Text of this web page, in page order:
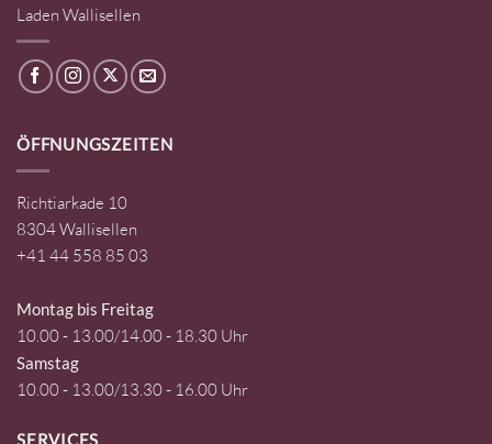
Laden Wallisellen
ÖFFNUNGSZEITEN
Richtiarkade 10
8304 Wallisellen
+41 44 558 85 03
Montag bis Freitag
10.00 - 13.00/14.00 - 18.30 Uhr
Samstag
10.00 - 13.00/13.30 - 16.00 Uhr